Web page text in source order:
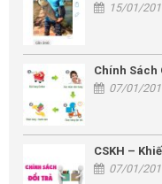
15/01/
Chính Sách
07/01/
CSKH –
07/01/